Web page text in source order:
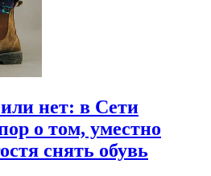
нет: в Сети
о том, уместно
снять обувь